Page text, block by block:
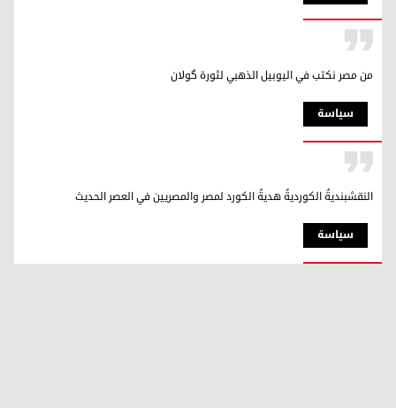
سیاسة
من مصر نكتب في اليوبيل الذهبي لثورة گولان
سیاسة
النقشبنديةُ الكورديةُ هديةُ الكورد لمصر والمصريين في العصر الحديث